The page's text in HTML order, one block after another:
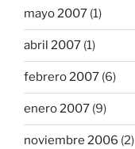
mayo 2007 (1)
abril 2007 (1)
febrero 2007 (6)
enero 2007 (9)
noviembre 2006 (2)